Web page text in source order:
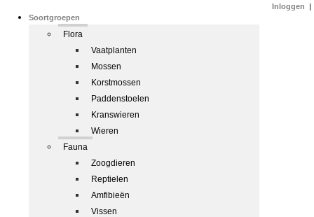
Soortgroepen
Flora
Vaatplanten
Mossen
Korstmossen
Paddenstoelen
Kranswieren
Wieren
Fauna
Zoogdieren
Reptielen
Amfibieën
Vissen
Inloggen |